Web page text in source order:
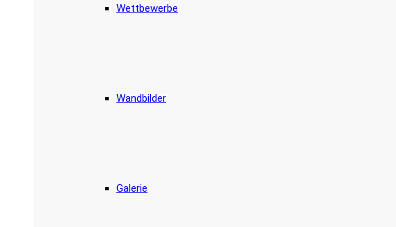
Wettbewerbe
Wandbilder
Galerie